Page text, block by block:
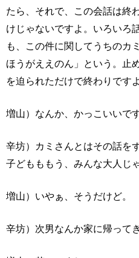
たら、それで、この会話は終
けじゃないですよ。いろいろ
も、この件に関してうちのカ
ほうがええのん」という。止
を迫られただけで終わりですよ
増山）なんか、かっこいいです
辛坊）カミさんとはその話を
子どもももう、みんな大人じ
増山）いやぁ、そうだけど。
辛坊）次男なんか家に帰って